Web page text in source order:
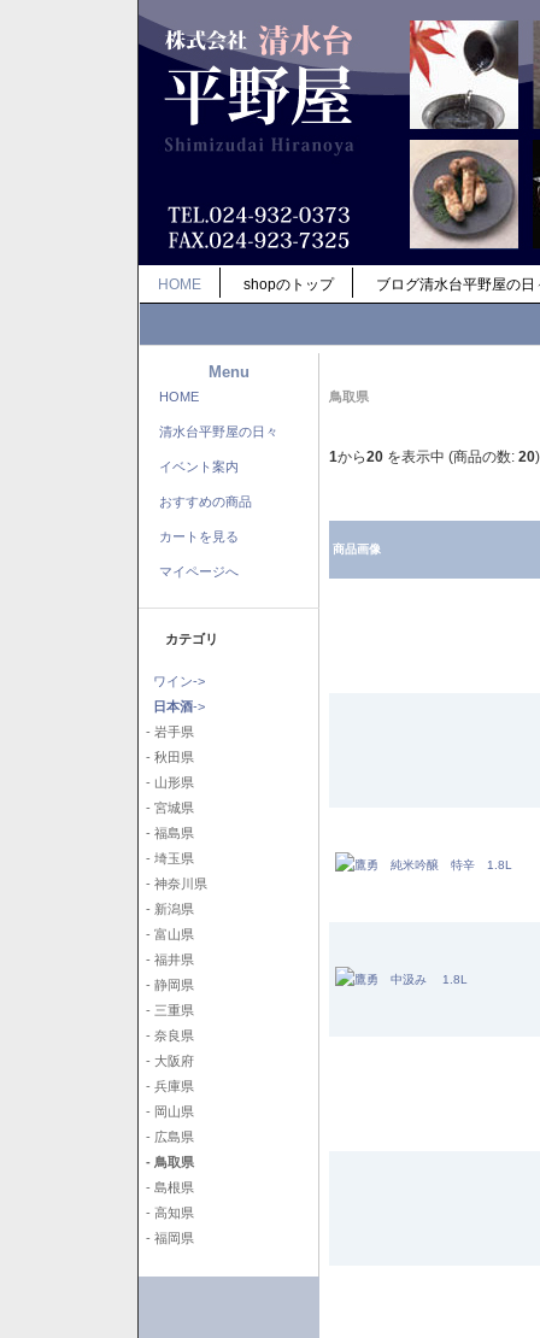
HOME shopのトップ ブログ清水台平野屋の日
Menu
HOME
清水台平野屋の日々
イベント案内
おすすめの商品
カートを見る
マイページへ
カテゴリ
ワイン->
日本酒->
- 岩手県
- 秋田県
- 山形県
- 宮城県
- 福島県
- 埼玉県
- 神奈川県
- 新潟県
- 富山県
- 福井県
- 静岡県
- 三重県
- 奈良県
- 大阪府
- 兵庫県
- 岡山県
- 広島県
- 鳥取県
- 島根県
- 高知県
- 福岡県
鳥取県
1から20 を表示中 (商品の数: 20)
商品画像